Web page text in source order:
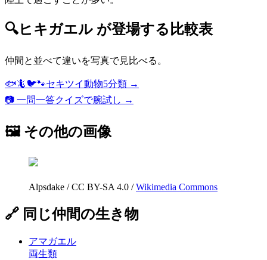
🔍ヒキガエル が登場する比較表
仲間と並べて違いを写真で見比べる。
🐟🦎🐦🐾セキツイ動物5分類 →
📷 一問一答クイズで腕試し →
🖼 その他の画像
Alpsdake /CC BY-SA 4.0 / Wikimedia Commons
🔗 同じ仲間の生き物
アマガエル
両生類